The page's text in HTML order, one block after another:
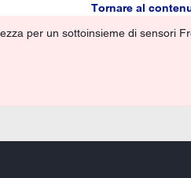
Tornare al
per un sottoinsieme di sensori